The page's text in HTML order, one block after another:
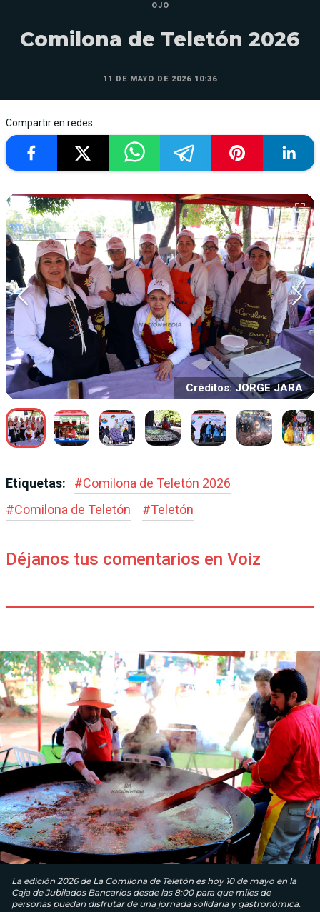
OJO
Comilona de Teletón 2026
11 DE MAYO DE 2026 10:36
Compartir en redes
Créditos: JORGE JARA
Etiquetas: #Comilona de Teletón 2026
#Comilona de Teletón #Teletón
Déjanos tus comentarios en Voiz
La edición 2026 de La Comilona de Teletón es hoy 10 de mayo en la
Caja de Jubilados Bancarios desde las 8:00 para que miles de
personas puedan disfrutar de una jornada solidaria y gastronómica.